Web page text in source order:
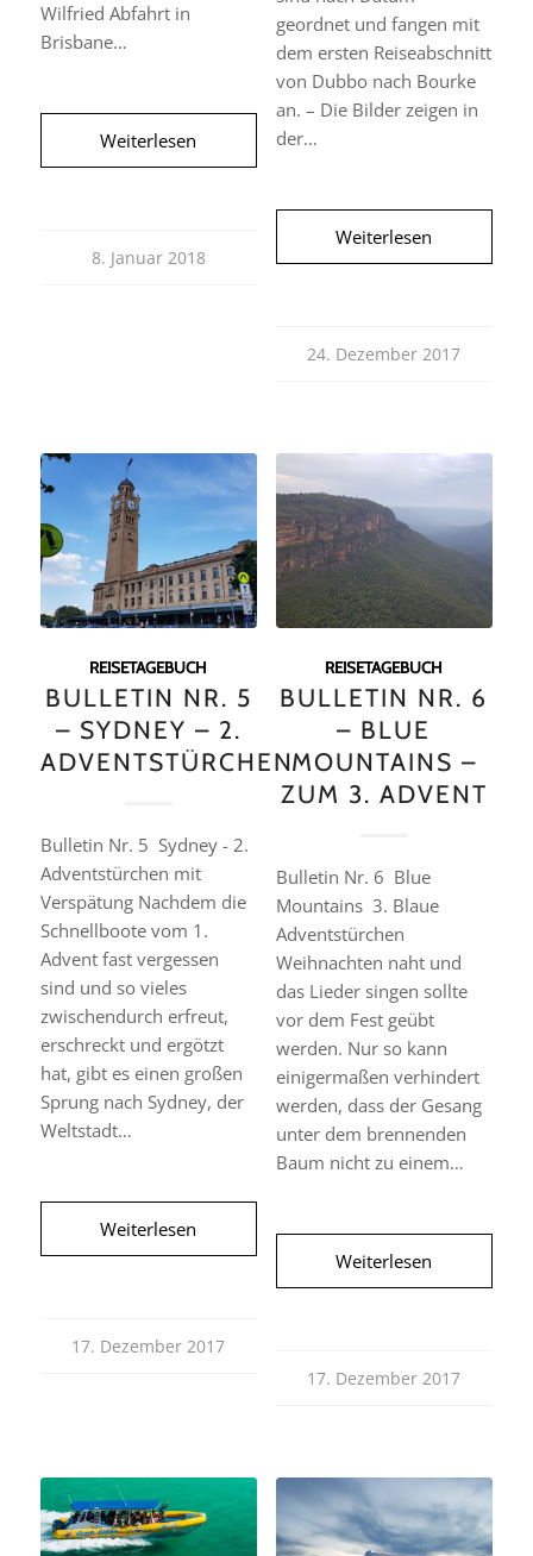
Wilfried Abfahrt in
Brisbane…
Weiterlesen
8. Januar 2018
geordnet und fangen mit
dem ersten Reiseabschnitt
von Dubbo nach Bourke
an. – Die Bilder zeigen in
der…
Weiterlesen
24. Dezember 2017
REISETAGEBUCH
BULLETIN NR. 5
– SYDNEY – 2.
ADVENTSTÜRCHEN
Bulletin Nr. 5  Sydney - 2.
Adventstürchen mit
Verspätung Nachdem die
Schnellboote vom 1.
Advent fast vergessen
sind und so vieles
zwischendurch erfreut,
erschreckt und ergötzt
hat, gibt es einen großen
Sprung nach Sydney, der
Weltstadt…
Weiterlesen
17. Dezember 2017
REISETAGEBUCH
BULLETIN NR. 6
– BLUE
MOUNTAINS –
ZUM 3. ADVENT
Bulletin Nr. 6  Blue
Mountains  3. Blaue
Adventstürchen
Weihnachten naht und
das Lieder singen sollte
vor dem Fest geübt
werden. Nur so kann
einigermaßen verhindert
werden, dass der Gesang
unter dem brennenden
Baum nicht zu einem…
Weiterlesen
17. Dezember 2017